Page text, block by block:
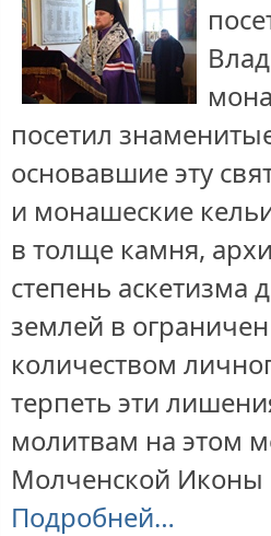
посетил
основавшие эту
и монашеские
в толще камня,
степень аскетизма
землей в
количеством
терпеть эти
молитвам на этом
Молченской Иконы
Подробней…